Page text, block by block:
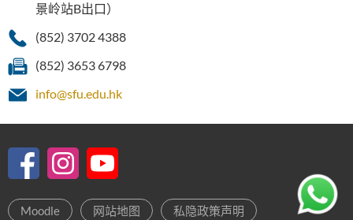
景岭站B出口）
(852) 3702 4388
(852) 3653 6798
info@sfu.edu.hk
Moodle 网站地图 私隐政策声明